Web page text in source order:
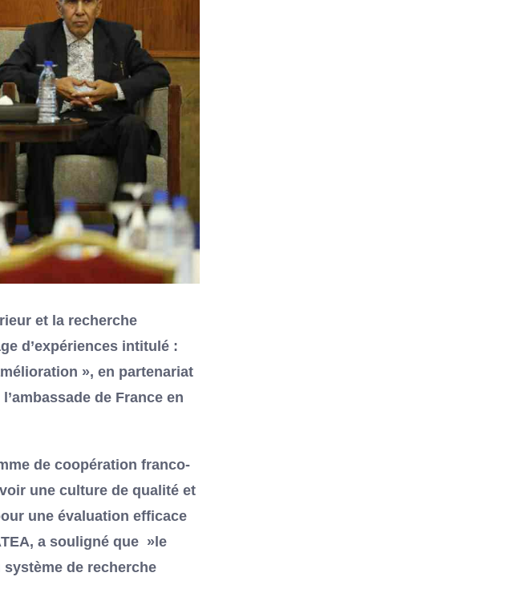
et la recherche
d’expériences intitulé :
», en partenariat
de France en
de coopération franco-
une culture de qualité et
une évaluation efficace
a souligné que »le
de recherche